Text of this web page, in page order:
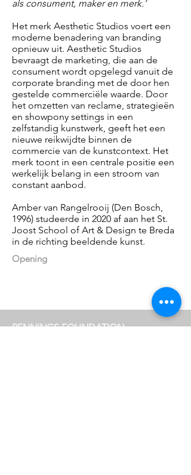
als consument, maker en merk.’
Het merk Aesthetic Studios voert een
moderne benadering van branding
opnieuw uit. Aesthetic Studios
bevraagt de marketing, die aan de
consument wordt opgelegd vanuit de
corporate branding met de door hen
gestelde commerciële waarde. Door
het omzetten van reclame, strategieën
en showpony settings in een
zelfstandig kunstwerk, geeft het een
nieuwe reikwijdte binnen de
commercie van de kunstcontext. Het
merk toont in een centrale positie een
werkelijk belang in een stroom van
constant aanbod.
Amber van Rangelrooij (Den Bosch,
1996) studeerde in 2020 af aan het St.
Joost School of Art & Design te Breda
in de richting beeldende kunst.
Opening
PENNINGS FOUNDATION